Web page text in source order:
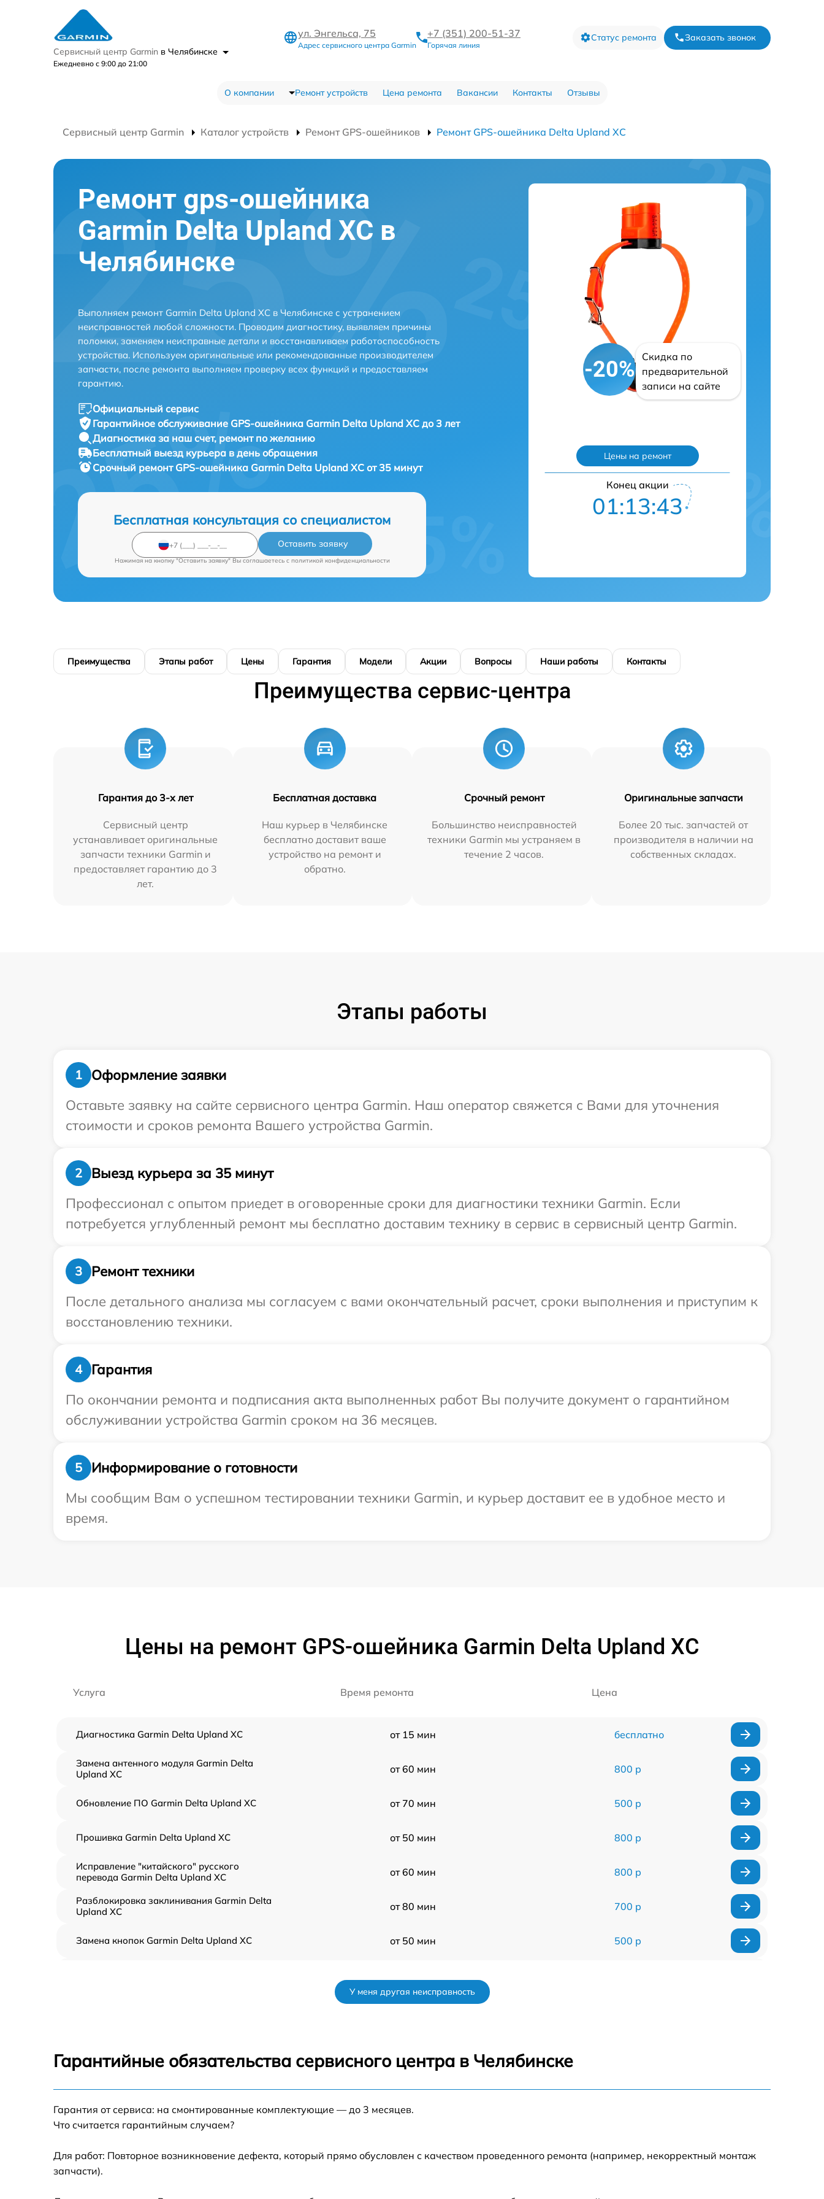
Сервисный центр Garmin в Челябинске
Ежедневно с 9:00 до 21:00
ул. Энгельса, 75
Адрес сервисного центра Garmin
+7 (351) 200-51-37
Горячая линия
Статус ремонта Заказать звонок
О компании Ремонт устройств Цена ремонта Вакансии Контакты Отзывы
Сервисный центр Garmin Каталог устройств Ремонт GPS-ошейников Ремонт GPS-ошейника Delta Upland XC
Ремонт gps-ошейника
Garmin Delta Upland XC в
Челябинске
Выполняем ремонт Garmin Delta Upland XC в Челябинске с устранением
неисправностей любой сложности. Проводим диагностику, выявляем причины
поломки, заменяем неисправные детали и восстанавливаем работоспособность
устройства. Используем оригинальные или рекомендованные производителем
запчасти, после ремонта выполняем проверку всех функций и предоставляем
гарантию.
Официальный сервис
Гарантийное обслуживание GPS-ошейника Garmin Delta Upland XC до 3 лет
Диагностика за наш счет, ремонт по желанию
Бесплатный выезд курьера в день обращения
Срочный ремонт GPS-ошейника Garmin Delta Upland XC от 35 минут
Бесплатная консультация со специалистом
Оставить заявку
Нажимая на кнопку "Оставить заявку" Вы соглашаетесь c политикой конфиденциальности
-20%
Скидка по
предварительной
записи на сайте
Цены на ремонт
Конец акции
01:13:42
Преимущества Этапы работ Цены Гарантия Модели Акции Вопросы Наши работы Контакты
Преимущества сервис-центра
Гарантия до 3-х лет
Сервисный центр
устанавливает оригинальные
запчасти техники Garmin и
предоставляет гарантию до 3
лет.
Бесплатная доставка
Наш курьер в Челябинске
бесплатно доставит ваше
устройство на ремонт и
обратно.
Срочный ремонт
Большинство неисправностей
техники Garmin мы устраняем в
течение 2 часов.
Оригинальные запчасти
Более 20 тыс. запчастей от
производителя в наличии на
собственных складах.
Этапы работы
1
Оформление заявки
Оставьте заявку на сайте сервисного центра Garmin. Наш оператор свяжется с Вами для уточнения
стоимости и сроков ремонта Вашего устройства Garmin.
2
Выезд курьера за 35 минут
Профессионал с опытом приедет в оговоренные сроки для диагностики техники Garmin. Если
потребуется углубленный ремонт мы бесплатно доставим технику в сервис в сервисный центр Garmin.
3
Ремонт техники
После детального анализа мы согласуем с вами окончательный расчет, сроки выполнения и приступим к
восстановлению техники.
4
Гарантия
По окончании ремонта и подписания акта выполненных работ Вы получите документ о гарантийном
обслуживании устройства Garmin сроком на 36 месяцев.
5
Информирование о готовности
Мы сообщим Вам о успешном тестировании техники Garmin, и курьер доставит ее в удобное место и
время.
Цены на ремонт GPS-ошейника Garmin Delta Upland XC
Услуга Время ремонта Цена
Диагностика Garmin Delta Upland XC от 15 мин бесплатно
Замена антенного модуля Garmin Delta
Upland XC
от 60 мин 800 р
Обновление ПО Garmin Delta Upland XC от 70 мин 500 р
Прошивка Garmin Delta Upland XC от 50 мин 800 р
Исправление "китайского" русского
перевода Garmin Delta Upland XC
от 60 мин 800 р
Разблокировка заклинивания Garmin Delta
Upland XC
от 80 мин 700 р
Замена кнопок Garmin Delta Upland XC от 50 мин 500 р
Замена датчиков управления, высоты,
движения Garmin Delta Upland XC
от 60 мин
У меня другая неисправность
Гарантийные обязательства сервисного центра в Челябинске
Гарантия от сервиса: на смонтированные комплектующие — до 3 месяцев.
Что считается гарантийным случаем?
Для работ: Повторное возникновение дефекта, который прямо обусловлен с качеством проведенного ремонта (например, некорректный монтаж
запчасти).